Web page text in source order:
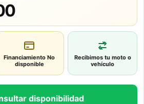
Financiamiento No
disponible
Recibimos tu moto o
vehículo
disponibilidad